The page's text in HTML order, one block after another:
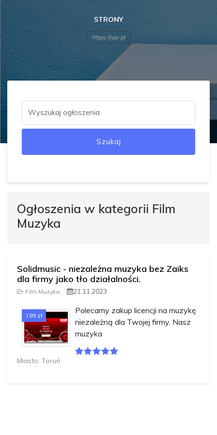
STRONY
https://ypr.pl
Szukaj
Ogłoszenia w kategorii Film
Muzyka
Solidmusic - niezależna muzyka bez Zaiks
dla firmy jako tło działalności.
Film Muzyka 21.11.2023
199 zł
Polecamy zakup licencji na muzykę
niezależną dla Twojej firmy. Nasz
muzyka
Miasto: Toruń